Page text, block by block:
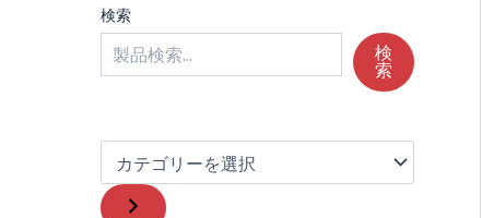
検索
検
索